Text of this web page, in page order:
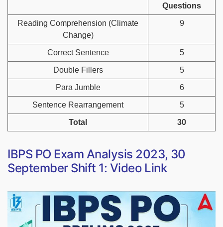
Questions
Reading Comprehension (Climate
Change)
9
Correct Sentence 5
Double Fillers 5
Para Jumble 6
Sentence Rearrangement 5
Total 30
IBPS PO Exam Analysis 2023, 30
September Shift 1: Video Link